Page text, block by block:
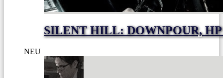
SILENT HILL: DOWNPOUR,
NEU